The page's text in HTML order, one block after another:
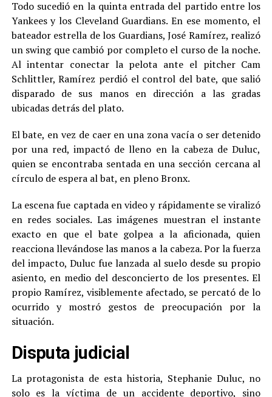
Todo sucedió en la quinta entrada del partido entre los
Yankees y los Cleveland Guardians. En ese momento, el
bateador estrella de los Guardians, José Ramírez, realizó
un swing que cambió por completo el curso de la noche.
Al intentar conectar la pelota ante el pitcher Cam
Schlittler, Ramírez perdió el control del bate, que salió
disparado de sus manos en dirección a las gradas
ubicadas detrás del plato.
El bate, en vez de caer en una zona vacía o ser detenido
por una red, impactó de lleno en la cabeza de Duluc,
quien se encontraba sentada en una sección cercana al
círculo de espera al bat, en pleno Bronx.
La escena fue captada en video y rápidamente se viralizó
en redes sociales. Las imágenes muestran el instante
exacto en que el bate golpea a la aficionada, quien
reacciona llevándose las manos a la cabeza. Por la fuerza
del impacto, Duluc fue lanzada al suelo desde su propio
asiento, en medio del desconcierto de los presentes. El
propio Ramírez, visiblemente afectado, se percató de lo
ocurrido y mostró gestos de preocupación por la
situación.
Disputa judicial
La protagonista de esta historia, Stephanie Duluc, no
solo es la víctima de un accidente deportivo, sino